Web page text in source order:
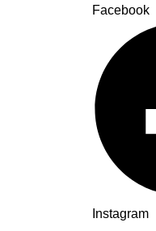
Facebook
Instagram